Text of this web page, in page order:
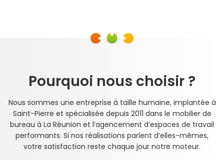
Pourquoi nous choisir ?
Nous sommes une entreprise à taille humaine, implantée à
Saint-Pierre et spécialisée depuis 2011 dans le mobilier de
bureau à La Réunion et l’agencement d’espaces de travail
performants. Si nos réalisations parlent d’elles-mêmes,
votre satisfaction reste chaque jour notre moteur.